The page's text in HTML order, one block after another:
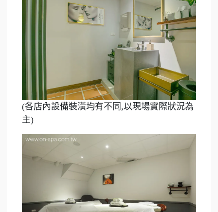
(各店內設備裝潢均有不同,以現場實際狀況為
主)